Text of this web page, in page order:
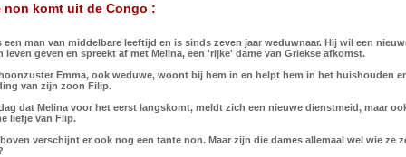
non komt uit de Congo :
een man van middelbare leeftijd en is sinds zeven jaar weduwnaar. Hij wil een
leven geven en spreekt af met Melina, een 'rijke' dame van Griekse afkomst.
Emma, ook weduwe, woont bij hem in en helpt hem in het huishouden
van zijn zoon Filip.
dat Melina voor het eerst langskomt, meldt zich een nieuwe dienstmeid, maar
liefje van Flip.
verschijnt er ook nog een tante non. Maar zijn die dames allemaal wel wie ze